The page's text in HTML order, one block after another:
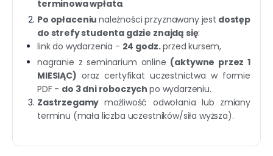
terminowa wpłata.
Po opłaceniunależności przyznawany jest dostęp
do strefy studenta gdzie znajdą się:
link do wydarzenia - 24 godz.przed kursem,
nagranie z seminarium online (aktywne przez 1
MIESIĄC) oraz certyfikat uczestnictwa w formie
PDF - do 3 dni roboczychpo wydarzeniu.
Zastrzegamy możliwość odwołania lub zmiany
terminu (mała liczba uczestników/siła wyższa).